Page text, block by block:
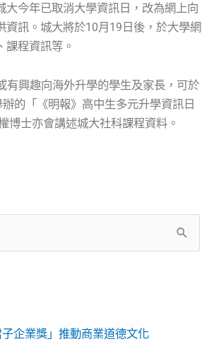
大今年已取消大學資訊日，改為網上向
資訊。城大將於10月19日後，於大學網
課程資訊等。
有興趣向海外升學的學生及家長，可於
的「《明報》高中生多元升學資訊日
博士亦會講述城大社科課程資料。
企業獎」推動商業道德文化